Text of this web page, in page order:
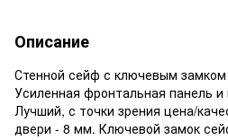
Описание
Стенной сейф с ключевым
Усиленная фронтальная панель и
Лучший, с точки зрения цена/
двери - 8 мм. Ключевой замок